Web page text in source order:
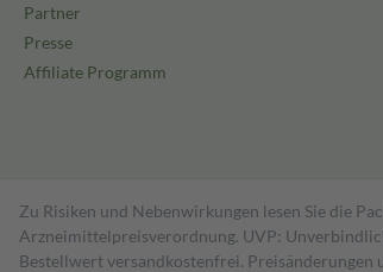
Partner
Presse
Affiliate Programm
Zu Risiken und Nebenwirkungen lesen Sie die
Arzneimittelpreisverordnung. UVP:
Bestell­wert versand­kosten­frei.